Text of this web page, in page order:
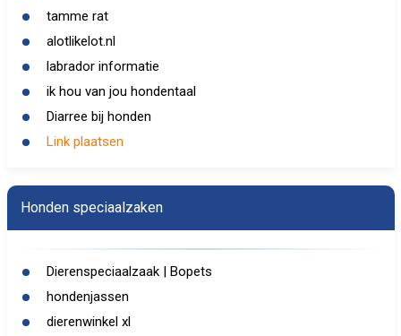
tamme rat
alotlikelot.nl
labrador informatie
ik hou van jou hondentaal
Diarree bij honden
Link plaatsen
Honden speciaalzaken
Dierenspeciaalzaak | Bopets
hondenjassen
dierenwinkel xl